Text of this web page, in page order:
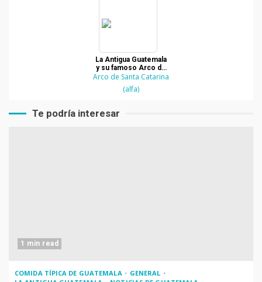
La Antigua Guatemala
y su famoso Arco de
Santa Catarina
Arco de Santa Catarina
(alfa)
Te podría interesar
1 min read
COMIDA TÍPICA DE GUATEMALA
GENERAL